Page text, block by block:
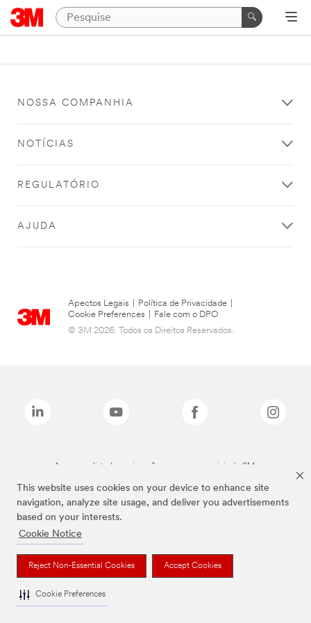
This website uses cookies on your device to enhance site
navigation, analyze site usage, and deliver you advertisements
based on your interests.
Cookie Notice
Reject Non-Essential Cookies Accept Cookies
Cookie Preferences
NOSSA COMPANHIA
NOTÍCIAS
REGULATÓRIO
AJUDA
Apectos Legais Política de Privacidade
Cookie Preferences
Fale com o DPO
© 3M 2026. Todos os Direitos Reservados.
As marcas listadas a cima são marcas comerciais da 3M.